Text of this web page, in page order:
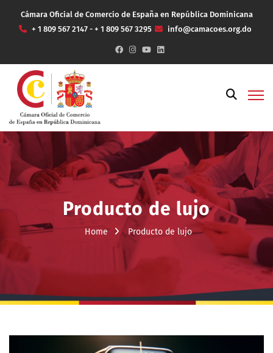
Cámara Oficial de Comercio de España en República Dominicana
+ 1 809 567 2147 - + 1 809 567 3295
info@camacoes.org.do
Producto de lujo
Home Producto de lujo